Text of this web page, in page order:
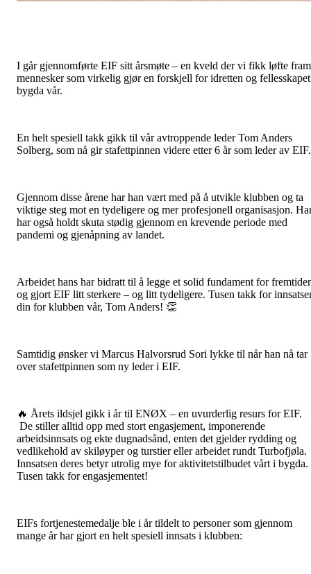
I går gjennomførte EIF sitt årsmøte – en kveld der vi fikk løfte fram
mennesker som virkelig gjør en forskjell for idretten og
bygda vår.
En helt spesiell takk gikk til vår avtroppende leder Tom Anders
Solberg, som nå gir stafettpinnen videre etter 6 år som leder av
Gjennom disse årene har han vært med på å utvikle klubben og ta
viktige steg mot en tydeligere og mer profesjonell organisasjon.
har også holdt skuta stødig gjennom en krevende periode med
pandemi og gjenåpning av landet.
Arbeidet hans har bidratt til å legge et solid fundament for
og gjort EIF litt sterkere – og litt tydeligere. Tusen takk for
din for klubben vår, Tom Anders! 👏
Samtidig ønsker vi Marcus Halvorsrud Sori lykke til når han nå tar
over stafettpinnen som ny leder i EIF.
🔥 Årets ildsjel gikk i år til ENØX – en uvurderlig resurs for EIF.
De stiller alltid opp med stort engasjement, imponerende
arbeidsinnsats og ekte dugnadsånd, enten det gjelder rydding og
vedlikehold av skiløyper og turstier eller arbeidet rundt Turbofjøla.
Innsatsen deres betyr utrolig mye for aktivitetstilbudet vårt i bygda.
Tusen takk for engasjementet!
EIFs fortjenestemedalje ble i år tildelt to personer som gjennom
mange år har gjort en helt spesiell innsats i klubben: